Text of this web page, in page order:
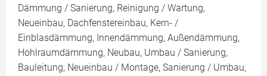
Dämmung / Sanierung, Reinigung / Wartung,
Neueinbau, Dachfenstereinbau, Kern- /
Einblasdämmung, Innendämmung, Außendämmung,
Hohlraumdämmung, Neubau, Umbau / Sanierung,
Bauleitung, Neueinbau / Montage, Sanierung / Umbau,